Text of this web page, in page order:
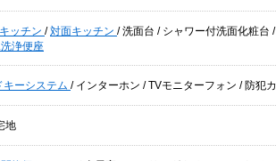
ッチン /対面キッチン /洗面台 / シャワー付洗面化粧台 /
浄便座
キーシステム / インターホン /TVモニターフォン / 防犯
地